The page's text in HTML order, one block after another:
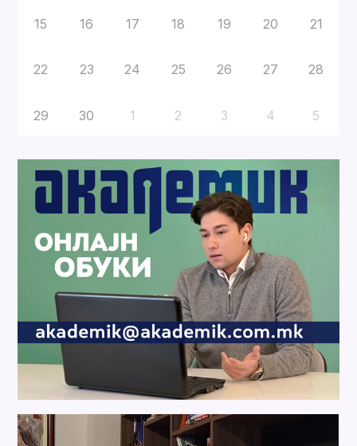
15 16 17 18 19 20 21
22 23 24 25 26 27 28
29 30 1 2 3 4 5